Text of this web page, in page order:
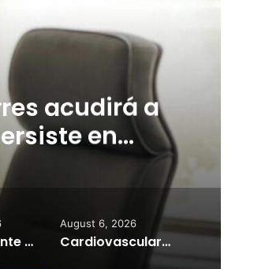
nueva
al 1 de
Representante Domingo Torres acudirá a los tribunales si la AAA persiste en ocultar información sobre crisis de agua
August 6, 2026
Cardiovascular confirma que nueva escala salarial sería retroactiva al 1 de julio